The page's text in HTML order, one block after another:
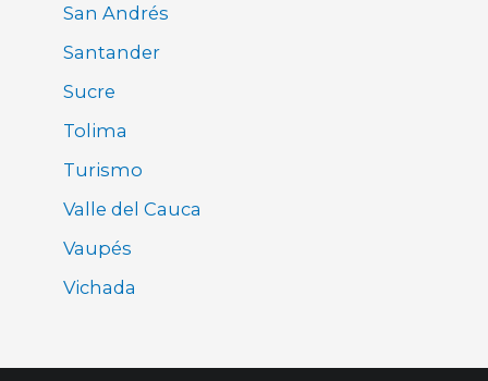
San Andrés
Santander
Sucre
Tolima
Turismo
Valle del Cauca
Vaupés
Vichada